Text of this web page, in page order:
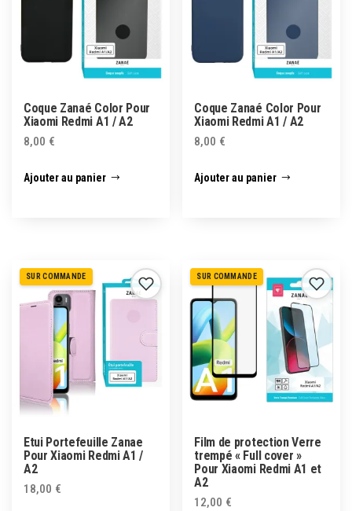
Coque Zanaé Color Pour
Xiaomi Redmi A1 / A2
8,00 €
Ajouter au panier
Coque Zanaé Color Pour
Xiaomi Redmi A1 / A2
8,00 €
Ajouter au panier
SUR COMMANDE
Etui Portefeuille Zanae
Pour Xiaomi Redmi A1 /
A2
18,00 €
SUR COMMANDE
Film de protection Verre
trempé « Full cover »
Pour Xiaomi Redmi A1 et
A2
12,00 €